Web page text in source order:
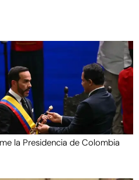
la Presidencia de Colombia